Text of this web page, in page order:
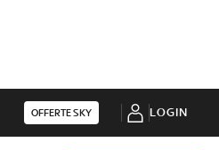
OFFERTE SKY LOGIN